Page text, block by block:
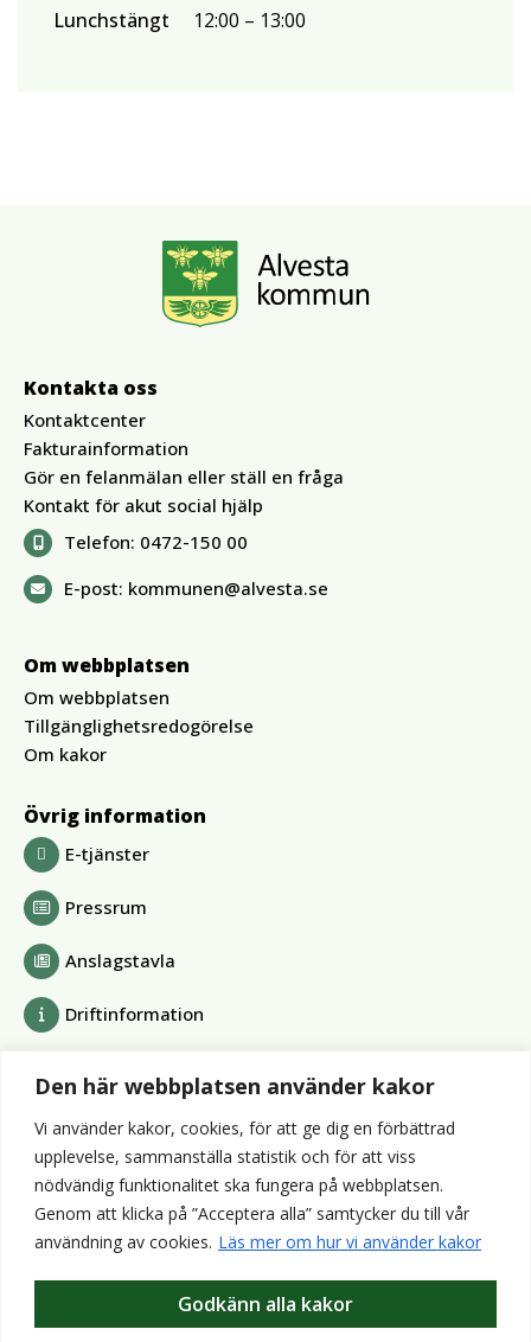
Den här webbplatsen använder kakor
Vi använder kakor, cookies, för att ge dig en förbättrad
upplevelse, sammanställa statistik och för att viss
nödvändig funktionalitet ska fungera på webbplatsen.
Genom att klicka på ”Acceptera alla” samtycker du till vår
användning av cookies. Läs mer om hur vi använder kakor
Godkänn alla kakor
Lunchstängt
12:00 13:00
Kontakta oss
Kontaktcenter
Fakturainformation
Gör en felanmälan eller ställ en fråga
Kontakt för akut social hjälp
Telefon: 0472-150 00
E-post: kommunen@alvesta.se
Om webbplatsen
Om webbplatsen
Tillgänglighetsredogörelse
Om kakor
Övrig information
E-tjänster
Pressrum
Anslagstavla
Driftinformation
Alvesta Renhållnings AB
Alvesta Energi AB
AllboHus Bostad AB
Huseby bruk AB
Värends räddningstjänst
Wexnet AB